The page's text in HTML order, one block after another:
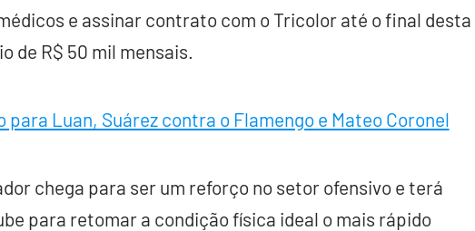
e assinar contrato com o Tricolor até o final desta
de R$ 50 mil mensais.
para Luan, Suárez contra o Flamengo e Mateo Coronel
chega para ser um reforço no setor ofensivo e terá
para retomar a condição física ideal o mais rápido